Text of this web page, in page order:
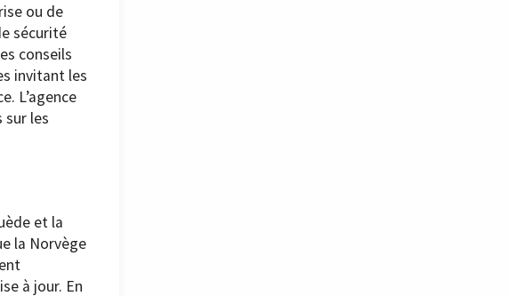
ou de
sécurité
conseils
invitant les
L’agence
sur les
et la
la Norvège
à jour. En